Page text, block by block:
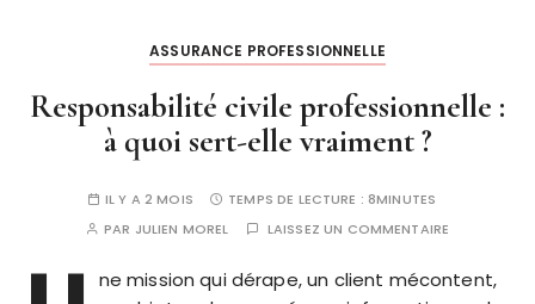
ASSURANCE PROFESSIONNELLE
Responsabilité civile professionnelle :
à quoi sert-elle vraiment ?
IL Y A 2 MOIS TEMPS DE LECTURE :8MINUTES
PAR JULIEN MOREL LAISSEZ UN COMMENTAIRE
ne mission qui dérape, un client mécontent,